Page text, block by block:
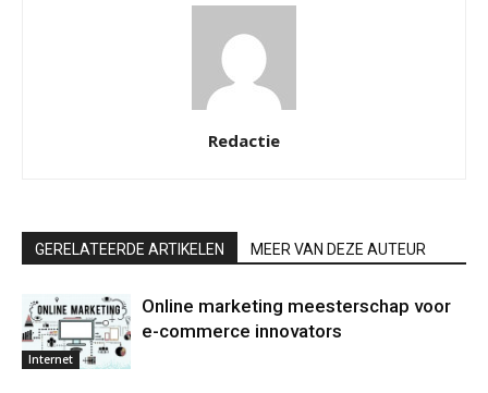
Redactie
GERELATEERDE ARTIKELEN MEER VAN DEZE AUTEUR
Internet
Online marketing meesterschap voor
e-commerce innovators